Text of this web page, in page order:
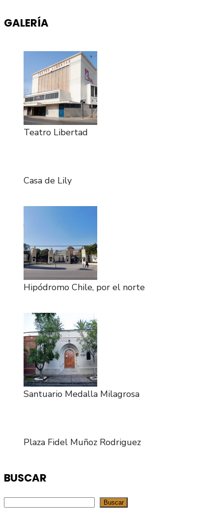
GALERÍA
Teatro Libertad
Casa de Lily
Hipódromo Chile, por el norte
Santuario Medalla Milagrosa
Plaza Fidel Muñoz Rodriguez
BUSCAR
Buscar Buscar